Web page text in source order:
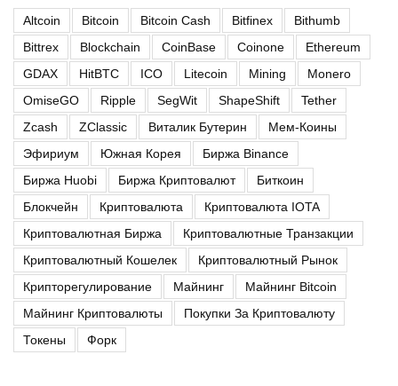
Altcoin Bitcoin Bitcoin Cash Bitfinex
Bithumb
Bittrex
Blockchain CoinBase Coinone
Ethereum
GDAX
HitBTC ICO Litecoin Mining
Monero
OmiseGO
Ripple SegWit ShapeShift
Tether
Zcash
ZClassic Виталик Бутерин
Мем-Коины
Эфириум
Южная Корея
Биржа Binance
Биржа Huobi
Биржа Криптовалют
Биткоин
Блокчейн
Криптовалюта
Криптовалюта IOTA
Криптовалютная Биржа
Криптовалютные Транзакции
Криптовалютный Кошелек
Криптовалютный Рынок
Крипторегулирование
Майнинг
Майнинг Bitcoin
Майнинг Криптовалюты
Покупки За Криптовалюту
Токены
Форк